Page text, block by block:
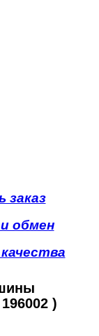
заказ
обмен
)